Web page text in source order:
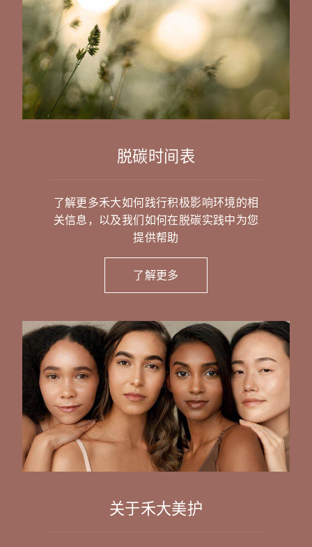
脱碳时间表
了解更多禾大如何践行积极影响环境的相
关信息，以及我们如何在脱碳实践中为您
提供帮助
了解更多
关于禾大美护